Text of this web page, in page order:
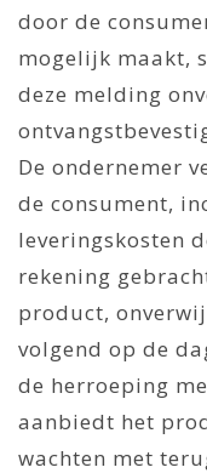
door de
mogelijk maakt,
deze melding
De ondernemer
de consument,
leveringskosten
rekening
product,
volgend op de
de herroeping
aanbiedt het
wachten met